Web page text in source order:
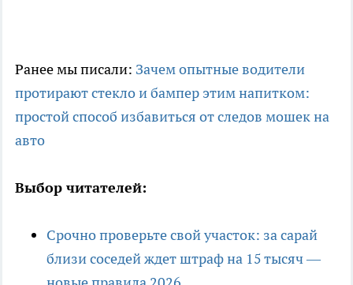
Ранее мы писали: Зачем опытные водители
протирают стекло и бампер этим напитком:
простой способ избавиться от следов мошек на
авто
Выбор читателей:
Срочно проверьте свой участок: за сарай
близи соседей ждет штраф на 15 тысяч —